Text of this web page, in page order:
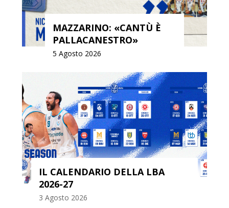
MAZZARINO: «CANTÙ È
PALLACANESTRO»
5 Agosto 2026
FIRMATO IL LETTONE GRAZULIS
29 Luglio 2026